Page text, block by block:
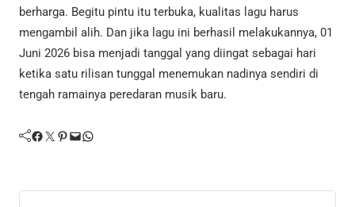
berharga. Begitu pintu itu terbuka, kualitas lagu harus
mengambil alih. Dan jika lagu ini berhasil melakukannya, 01
Juni 2026 bisa menjadi tanggal yang diingat sebagai hari
ketika satu rilisan tunggal menemukan nadinya sendiri di
tengah ramainya peredaran musik baru.
Facebook Twitter Pinterest Mail WhatsApp